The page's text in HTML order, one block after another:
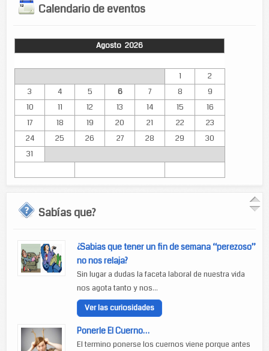
Calendario de eventos
Agosto 2026
1
2
3
4 5 6 7 8
9
10
11 12 13 14 15
16
17
18 19 20 21 22
23
24
25 26 27 28 29
30
31
Sabías que?
¿Sabias que tener un fin de semana “perezoso”
no nos relaja?
Sin lugar a dudas la faceta laboral de nuestra vida
nos agota tanto y nos...
Ver las curiosidades
Ponerle El Cuerno…
El termino ponerse los cuernos viene porque antes